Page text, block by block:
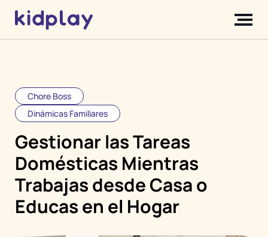
Chore Boss
Dinámicas Familiares
Gestionar las Tareas
Domésticas Mientras
Trabajas desde Casa o
Educas en el Hogar